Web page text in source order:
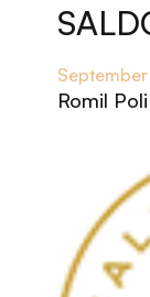
Romil Poli